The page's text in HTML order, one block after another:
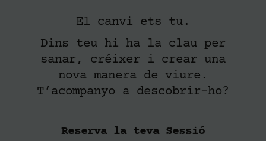
El canvi ets tu.
Dins teu hi ha la clau per
sanar, créixer i crear una
nova manera de viure.
T’acompanyo a descobrir-ho?
Reserva la teva Sessió